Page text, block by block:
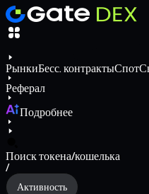
РынкиБесс. контрактыСпот
Реферал
Подробнее
Поиск токена/кошелька
/
Активность